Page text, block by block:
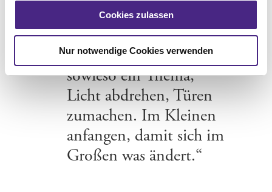
Cookies zulassen
Nur notwendige Cookies verwenden
„Energiesparen ist
sowieso ein Thema,
Licht abdrehen, Türen
zumachen. Im Kleinen
anfangen, damit sich im
Großen was ändert.“